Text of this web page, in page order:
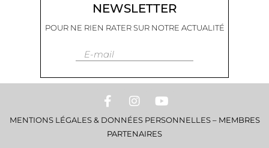
NEWSLETTER
POUR NE RIEN RATER SUR NOTRE ACTUALITÉ
E-mail
MENTIONS LÉGALES & DONNÉES PERSONNELLES– MEMBRES
PARTENAIRES